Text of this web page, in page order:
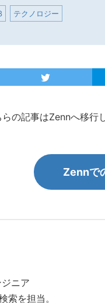
テクノロジー
の記事はZennへ移行し
Zennで
ニア
索を担当。